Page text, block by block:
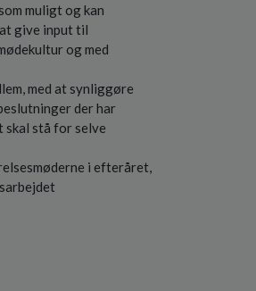
muligt og kan
give input til
og med
med at synliggøre
der har
stå for selve
i efteråret,